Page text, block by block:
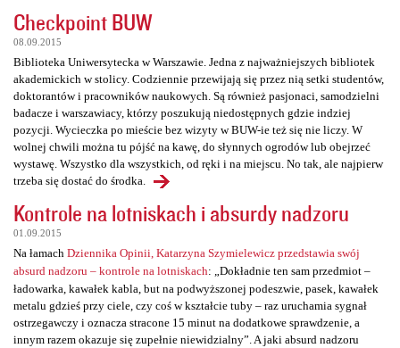
Checkpoint BUW
08.09.2015
Biblioteka Uniwersytecka w Warszawie. Jedna z najważniejszych bibliotek
akademickich w stolicy. Codziennie przewijają się przez nią setki studentów,
doktorantów i pracowników naukowych. Są również pasjonaci, samodzielni
badacze i warszawiacy, którzy poszukują niedostępnych gdzie indziej
pozycji. Wycieczka po mieście bez wizyty w BUW-ie też się nie liczy. W
wolnej chwili można tu pójść na kawę, do słynnych ogrodów lub obejrzeć
wystawę. Wszystko dla wszystkich, od ręki i na miejscu. No tak, ale najpierw
trzeba się dostać do środka.
Kontrole na lotniskach i absurdy nadzoru
01.09.2015
Na łamach Dziennika Opinii, Katarzyna Szymielewicz przedstawia swój
absurd nadzoru – kontrole na lotniskach: „Dokładnie ten sam przedmiot –
ładowarka, kawałek kabla, but na podwyższonej podeszwie, pasek, kawałek
metalu gdzieś przy ciele, czy coś w kształcie tuby – raz uruchamia sygnał
ostrzegawczy i oznacza stracone 15 minut na dodatkowe sprawdzenie, a
innym razem okazuje się zupełnie niewidzialny”. A jaki absurd nadzoru